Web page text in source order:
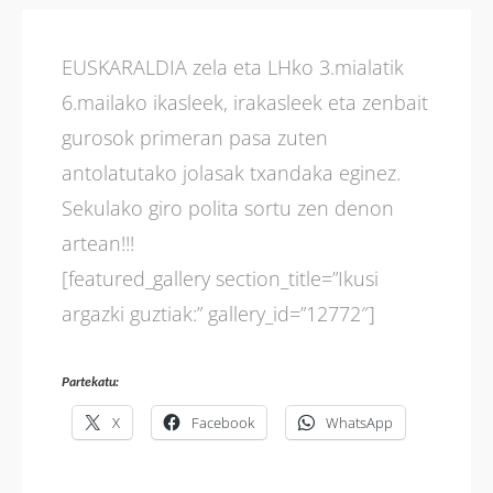
EUSKARALDIA zela eta LHko 3.mialatik
6.mailako ikasleek, irakasleek eta zenbait
gurosok primeran pasa zuten
antolatutako jolasak txandaka eginez.
Sekulako giro polita sortu zen denon
artean!!!
[featured_gallery section_title=”Ikusi
argazki guztiak:” gallery_id=”12772″]
Partekatu:
X Facebook WhatsApp